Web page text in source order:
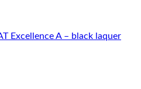
Excellence A – black laquer